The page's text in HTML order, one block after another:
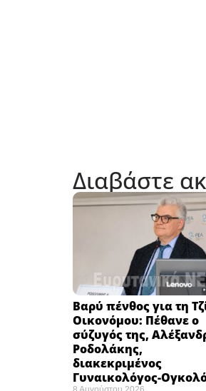
Διαβάστε
Βαρύ πένθος για τη
Οικονόμου: Πέθανε ο
σύζυγός της,
Ροδολάκης,
διακεκριμένος
Γυναικολόγος-